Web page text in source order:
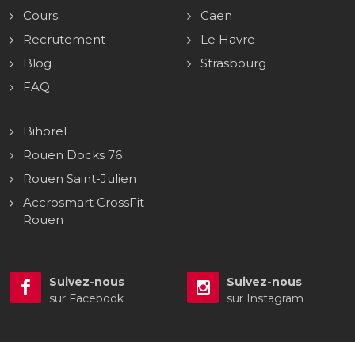
Cours
Recrutement
Blog
FAQ
Caen
Le Havre
Strasbourg
Bihorel
Rouen Docks 76
Rouen Saint-Julien
Accrosmart CrossFit
Rouen
Suivez-nous
sur Facebook
Suivez-nous
sur Instagram